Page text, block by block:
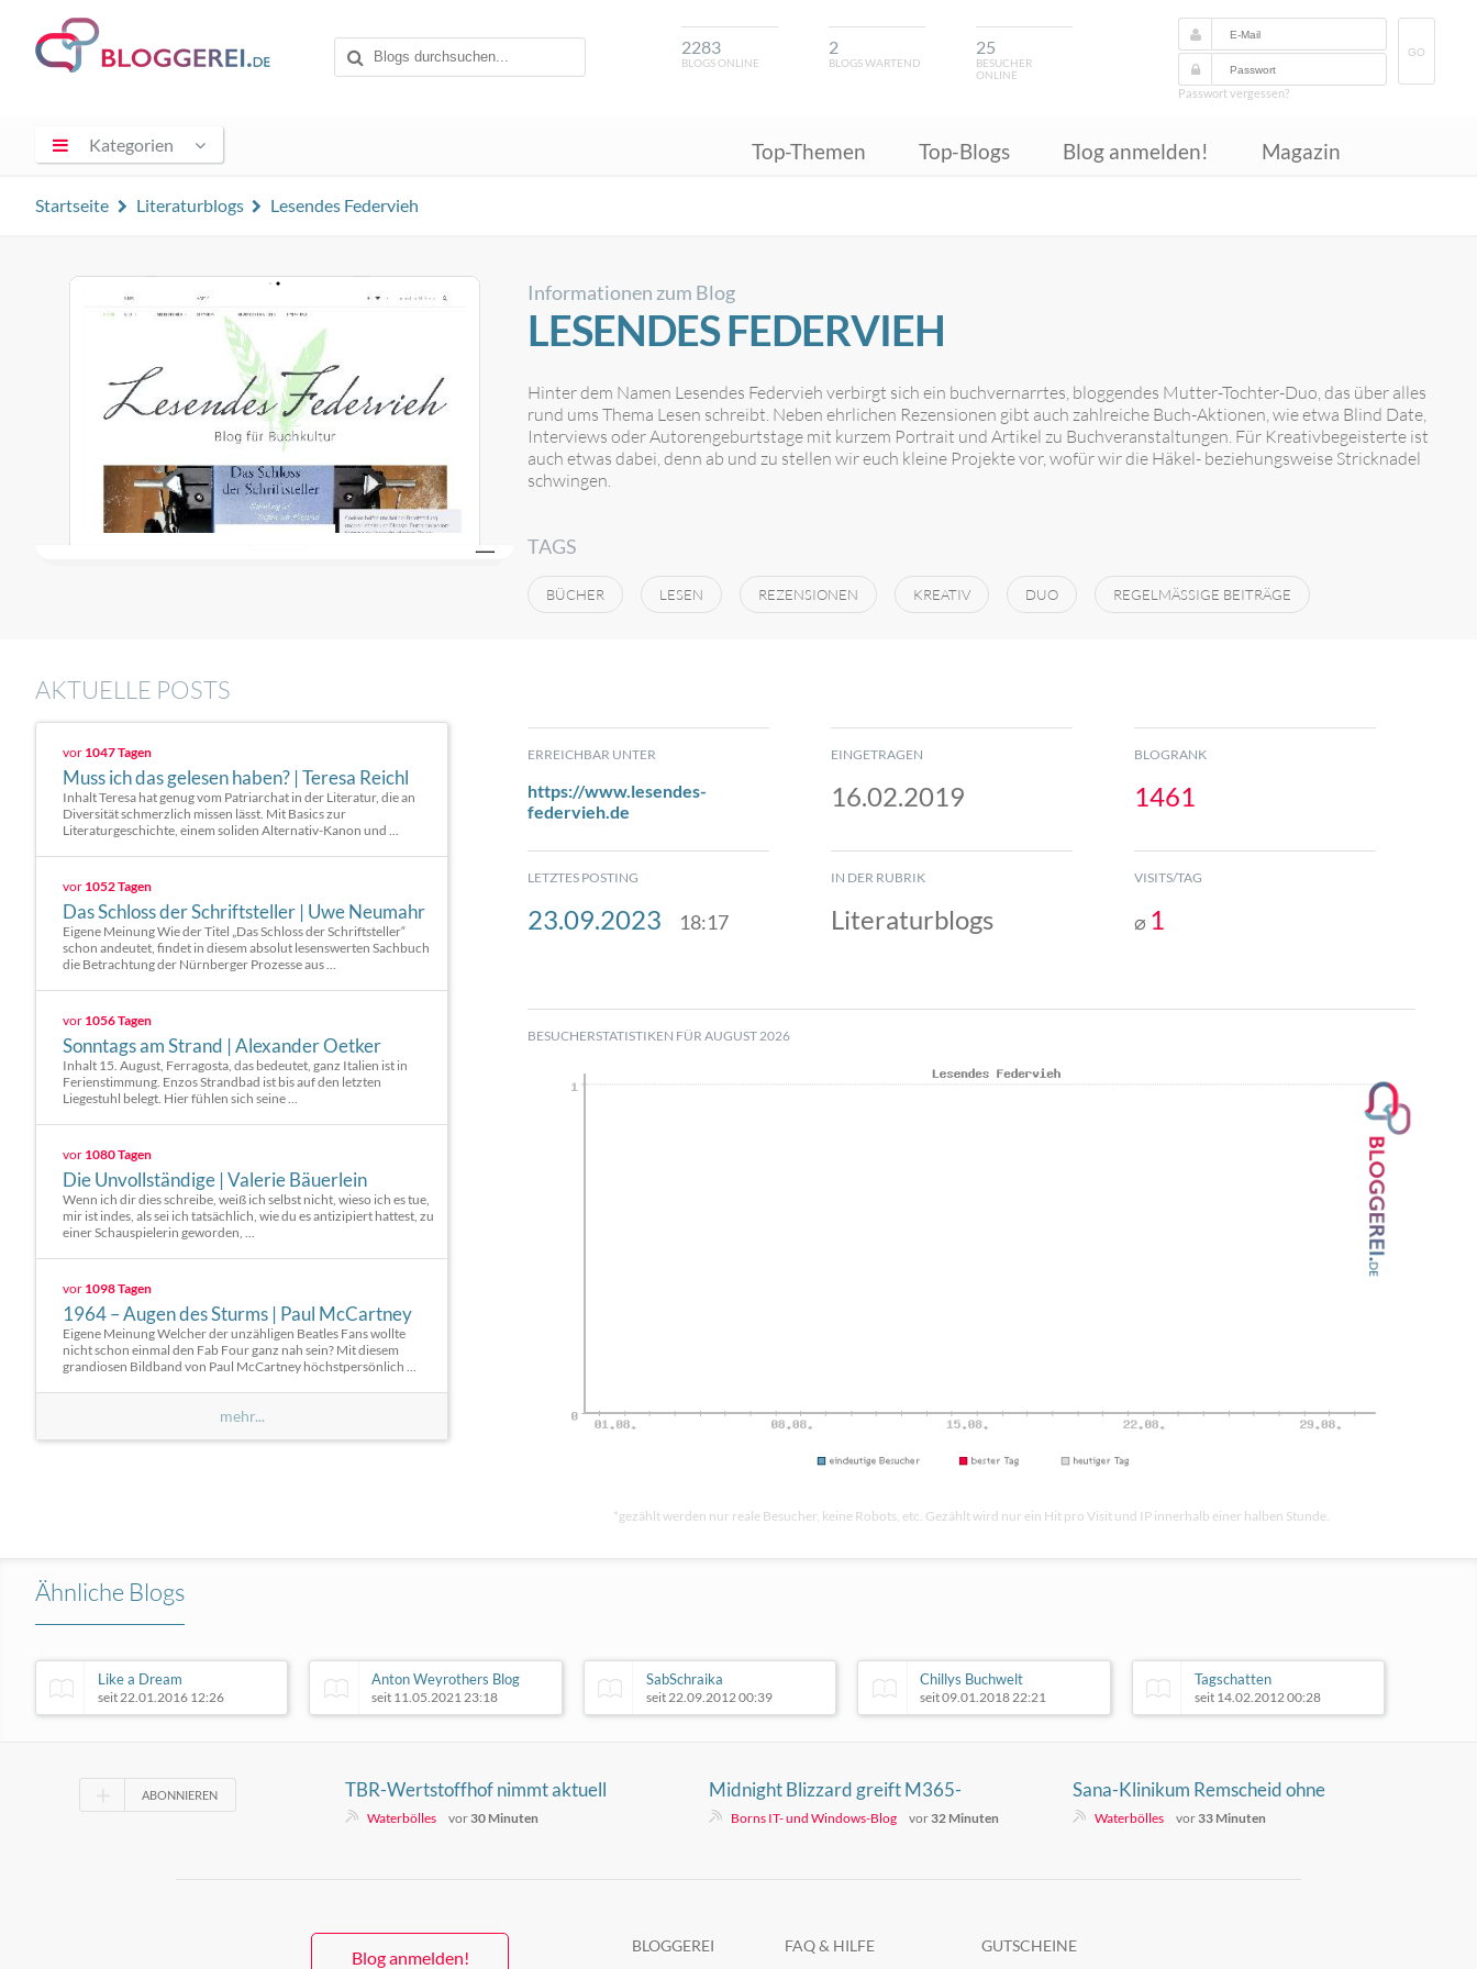
2283
BLOGS ONLINE
2
BLOGS WARTEND
25
BESUCHER
ONLINE
GO
Passwort vergessen?
Kategorien Top-Themen Top-Blogs Blog anmelden! Magazin
Startseite Literaturblogs Lesendes Federvieh
Informationen zum Blog
LESENDES FEDERVIEH
Hinter dem Namen Lesendes Federvieh verbirgt sich ein buchvernarrtes, bloggendes Mutter-Tochter-Duo, das über alles
rund ums Thema Lesen schreibt. Neben ehrlichen Rezensionen gibt auch zahlreiche Buch-Aktionen, wie etwa Blind Date,
Interviews oder Autorengeburtstage mit kurzem Portrait und Artikel zu Buchveranstaltungen. Für Kreativbegeisterte ist
auch etwas dabei, denn ab und zu stellen wir euch kleine Projekte vor, wofür wir die Häkel- beziehungsweise Stricknadel
schwingen.
TAGS
BÜCHER LESEN REZENSIONEN KREATIV DUO REGELMÄSSIGE BEITRÄGE
AKTUELLE POSTS
vor 1047 Tagen
Muss ich das gelesen haben? | Teresa Reichl
Inhalt Teresa hat genug vom Patriarchat in der Literatur, die an
Diversität schmerzlich missen lässt. Mit Basics zur
Literaturgeschichte, einem soliden Alternativ-Kanon und ...
vor 1052 Tagen
Das Schloss der Schriftsteller | Uwe Neumahr
Eigene Meinung Wie der Titel „Das Schloss der Schriftsteller“
schon andeutet, findet in diesem absolut lesenswerten Sachbuch
die Betrachtung der Nürnberger Prozesse aus ...
vor 1056 Tagen
Sonntags am Strand | Alexander Oetker
Inhalt 15. August, Ferragosta, das bedeutet, ganz Italien ist in
Ferienstimmung. Enzos Strandbad ist bis auf den letzten
Liegestuhl belegt. Hier fühlen sich seine ...
vor 1080 Tagen
Die Unvollständige | Valerie Bäuerlein
Wenn ich dir dies schreibe, weiß ich selbst nicht, wieso ich es tue,
mir ist indes, als sei ich tatsächlich, wie du es antizipiert hattest, zu
einer Schauspielerin geworden, ...
vor 1098 Tagen
1964 – Augen des Sturms | Paul McCartney
Eigene Meinung Welcher der unzähligen Beatles Fans wollte
nicht schon einmal den Fab Four ganz nah sein? Mit diesem
grandiosen Bildband von Paul McCartney höchstpersönlich ...
mehr...
ERREICHBAR UNTER
https://www.lesendes-
federvieh.de
EINGETRAGEN
16.02.2019
BLOGRANK
1461
LETZTES POSTING
23.09.2023 18:17
IN DER RUBRIK
Literaturblogs
VISITS/TAG
⌀ 1
BESUCHERSTATISTIKEN FÜR AUGUST 2026
*gezählt werden nur reale Besucher, keine Robots, etc. Gezählt wird nur ein Hit pro Visit und IP innerhalb einer halben Stunde.
Ähnliche Blogs
Like a Dream
seit 22.01.2016 12:26
Anton Weyrothers Blog
seit 11.05.2021 23:18
SabSchraika
seit 22.09.2012 00:39
Chillys Buchwelt
seit 09.01.2018 22:21
Tagschatten
seit 14.02.2012 00:28
ABONNIEREN
TBR-Wertstoffhof nimmt aktuell
keine Schadstoffe an
Waterbölles vor 30 Minuten
Midnight Blizzard greift M365-
Zugangsdaten über
Borns IT- und Windows-Blog vor 32 Minuten
Sana-Klinikum Remscheid ohne
stationäre HNO-Versorgung
Waterbölles vor 33 Minuten
Blog anmelden!
BLOGGEREI FAQ & HILFE GUTSCHEINE